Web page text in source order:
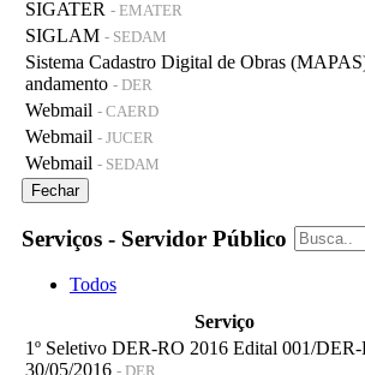
SIGATER - EMATER
SIGLAM - SEDAM
Sistema Cadastro Digital de Obras
andamento - DER
Webmail - CAERD
Webmail - JUCER
Webmail - SEDAM
Fechar
Serviços - Servidor Público
Todos
Serviço
1º Seletivo DER-RO 2016 Edital 001/
30/05/2016 - DER